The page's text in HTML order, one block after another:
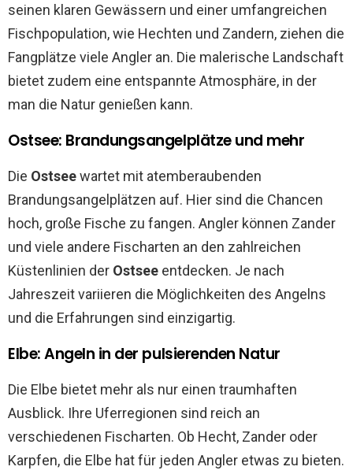
seinen klaren Gewässern und einer umfangreichen
Fischpopulation, wie Hechten und Zandern, ziehen die
Fangplätze viele Angler an. Die malerische Landschaft
bietet zudem eine entspannte Atmosphäre, in der
man die Natur genießen kann.
Ostsee: Brandungsangelplätze und mehr
Die Ostseewartet mit atemberaubenden
Brandungsangelplätzen auf. Hier sind die Chancen
hoch, große Fische zu fangen. Angler können Zander
und viele andere Fischarten an den zahlreichen
Küstenlinien der Ostsee entdecken. Je nach
Jahreszeit variieren die Möglichkeiten des Angelns
und die Erfahrungen sind einzigartig.
Elbe: Angeln in der pulsierenden Natur
Die Elbe bietet mehr als nur einen traumhaften
Ausblick. Ihre Uferregionen sind reich an
verschiedenen Fischarten. Ob Hecht, Zander oder
Karpfen, die Elbe hat für jeden Angler etwas zu bieten.